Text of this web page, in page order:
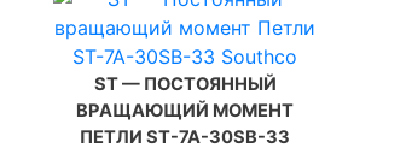
ST — ПОСТОЯННЫЙ
ВРАЩАЮЩИЙ МОМЕНТ
ПЕТЛИ ST-7A-30SB-33